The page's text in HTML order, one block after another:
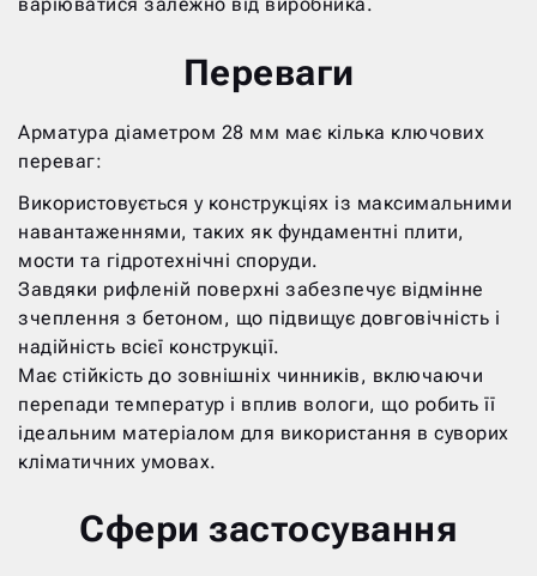
варіюватися залежно від виробника.
Переваги
Арматура діаметром 28 мм має кілька ключових
переваг:
Використовується у конструкціях із максимальними
навантаженнями, таких як фундаментні плити,
мости та гідротехнічні споруди.
Завдяки рифленій поверхні забезпечує відмінне
зчеплення з бетоном, що підвищує довговічність і
надійність всієї конструкції.
Має стійкість до зовнішніх чинників, включаючи
перепади температур і вплив вологи, що робить її
ідеальним матеріалом для використання в суворих
кліматичних умовах.
Сфери застосування